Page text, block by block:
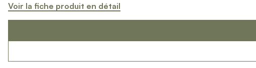
Produits > Options > Plaque et numéro d'entrée
Qui sommes-nous ? > La marque
Voir la fiche produit en détail